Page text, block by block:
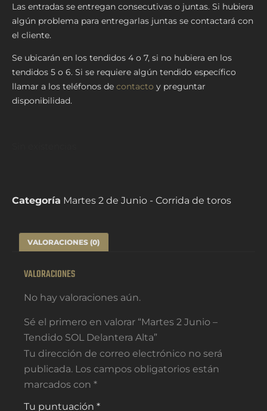
Las entradas se entregan consecutivas o juntas. Si hubiera
algún problema para entregarlas juntas se contactará con
el cliente.
Se ubicarán en los tendidos 4 o 7, si no hubiera en los
tendidos 5 o 6. Si se requiere algún tendido específico
llamar a los teléfonos de contacto y preguntar
disponibilidad.
Categoría Martes 2 de Junio - Corrida de toros
VALORACIONES (0)
VALORACIONES
No hay valoraciones aún.
Sé el primero en valorar “Martes 2 Junio –
Tendido SOL Delantera Alta”
Tu dirección de correo electrónico no será
publicada. Los campos obligatorios están
marcados con *
Tu puntuación *